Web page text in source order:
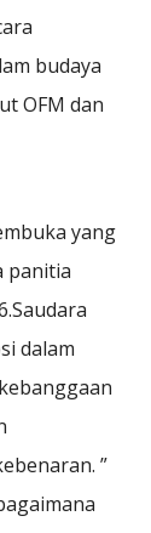
budaya
OFM dan
yang
panitia
dalam
”